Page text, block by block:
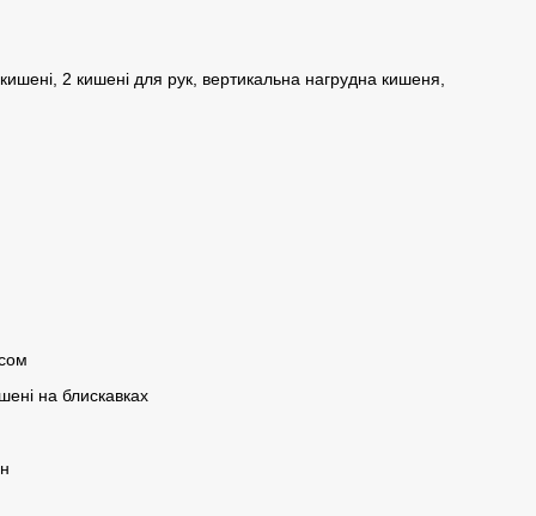
2 кишені для рук, вертикальна нагрудна кишеня,
на блискавках